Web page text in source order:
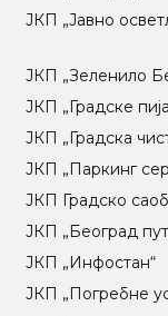
ЈКП „Јавно
ЈКП „Зеленило
ЈКП „Градске
ЈКП „Градска
ЈКП „Паркинг
ЈКП Градско
ЈКП „Београд
ЈКП „Инфостан“
ЈКП „Погребне